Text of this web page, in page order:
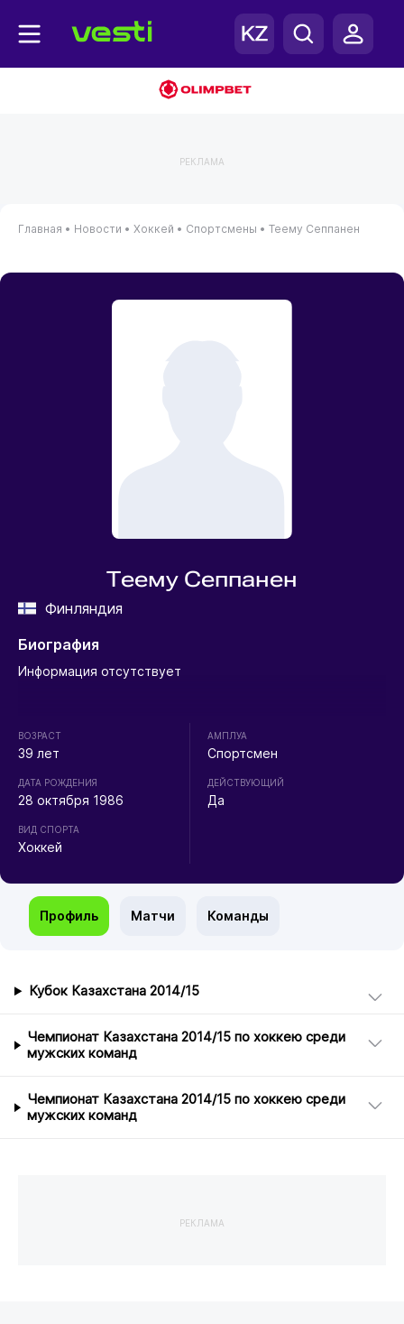
РЕКЛАМА
Главная • Новости • Хоккей • Спортсмены • Теему Сеппанен
Теему Сеппанен
Финляндия
Биография
Информация отсутствует
ВОЗРАСТ
39 лет
ДАТА РОЖДЕНИЯ
28 октября 1986
ВИД СПОРТА
Хоккей
АМПЛУА
Спортсмен
ДЕЙСТВУЮЩИЙ
Да
Профиль Матчи Команды
Кубок Казахстана 2014/15
Чемпионат Казахстана 2014/15 по хоккею среди
мужских команд
Чемпионат Казахстана 2014/15 по хоккею среди
мужских команд
РЕКЛАМА